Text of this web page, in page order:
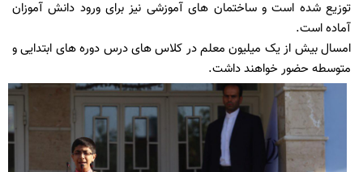
توزیع شده است و ساختمان های آموزشی نیز برای ورود دانش آموزان
آماده است.
امسال بیش از یک میلیون معلم در کلاس های درس دوره های ابتدایی و
متوسطه حضور خواهند داشت.